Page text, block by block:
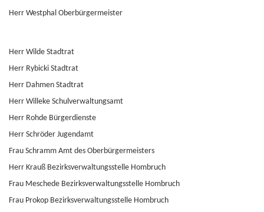
Herr Westphal Oberbürgermeister
Herr Wilde Stadtrat
Herr Rybicki Stadtrat
Herr Dahmen Stadtrat
Herr Willeke Schulverwaltungsamt
Herr Rohde Bürgerdienste
Herr Schröder Jugendamt
Frau Schramm Amt des Oberbürgermeisters
Herr Krauß Bezirksverwaltungsstelle Hombruch
Frau Meschede Bezirksverwaltungsstelle Hombruch
Frau Prokop Bezirksverwaltungsstelle Hombruch